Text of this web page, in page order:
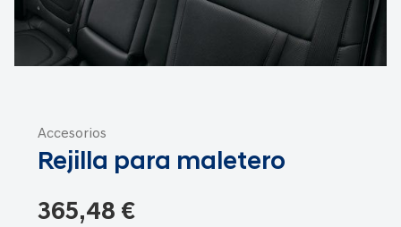
Accesorios
Rejilla para maletero
365,48 €
comienzo
galería